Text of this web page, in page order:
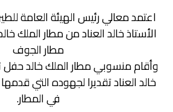
اعتمد معالي رئيس الهيئة العامة
الأستاذ خالد العناد من مطار الملك
مطار الجوف
وأقام منسوبي مطار الملك خالد حفل
في المطار.